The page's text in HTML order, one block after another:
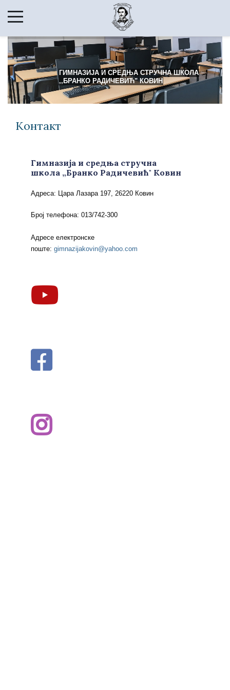
ГИМНАЗИЈА И СРЕДЊА СТРУЧНА ШКОЛА
,,БРАНКО РАДИЧЕВИЋ" КОВИН
Контакт
Гимназија и средња стручна
школа „Бранко Радичевић" Ковин
Адреса: Цара Лазара 197, 26220 Ковин
Број телефона: 013/742-300
Адресе електронске
поште: gimnazijakovin@yahoo.com